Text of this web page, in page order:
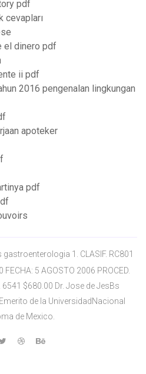
pdf
cevapları
el dinero pdf
ii pdf
2016 pengenalan lingkungan
apoteker
pdf
gastroenterologia 1. CLASIF. RC801
5 AGOSTO 2006 PROCED.
6541 $680.00 Dr. Jose de JesBs
de la UniversidadNacional
de Mexico.